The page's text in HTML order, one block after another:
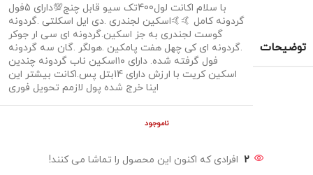
توضیحات
با سلام اکانت لول400تک سیو قابل چنج💯دارای 5فول
گردونه کامل 🤙🤙اسکین لجندری .دی ایل اسکلتی .گردونه
گوست لجندری به جز اسکین.گردونه ای سی ار جوکر
.گردونه ای کی چهل هفت پامکین .هولگر .گان سه گردونه
فول گرفته شده. دارای ۱۰اسکین ناب گردونه چندین
اسکین کریت با ارزش دارای 14بتل پس.اکانت بیشتر این
اینا خرج شده پول لازمم تحویل فوری
ناموجود
2 افرادی که اکنون این محصول را تماشا می کنند!